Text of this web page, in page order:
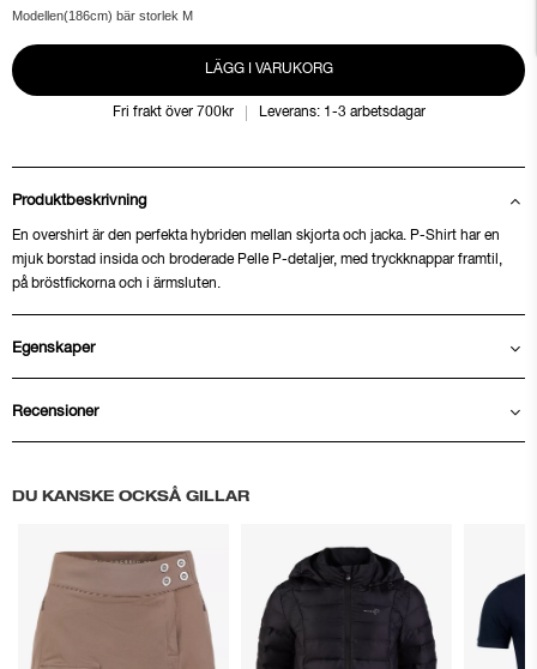
Modellen(186cm) bär storlek M
LÄGG I VARUKORG
Fri frakt över 700kr Leverans: 1-3 arbetsdagar
Produktbeskrivning
En overshirt är den perfekta hybriden mellan skjorta och jacka. P-Shirt har en
mjuk borstad insida och broderade Pelle P-detaljer, med tryckknappar framtil,
på bröstfickorna och i ärmsluten.
Egenskaper
Recensioner
DU KANSKE OCKSÅ GILLAR